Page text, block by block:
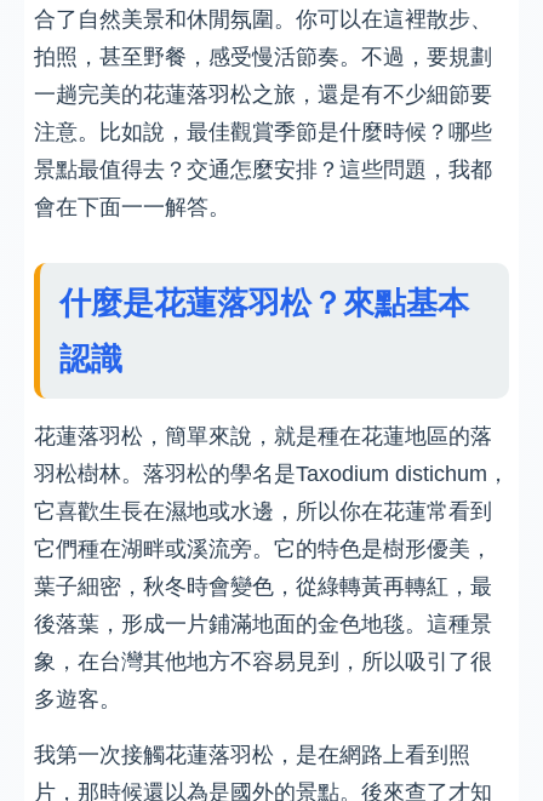
合了自然美景和休閒氛圍。你可以在這裡散步、
拍照，甚至野餐，感受慢活節奏。不過，要規劃
一趟完美的花蓮落羽松之旅，還是有不少細節要
注意。比如說，最佳觀賞季節是什麼時候？哪些
景點最值得去？交通怎麼安排？這些問題，我都
會在下面一一解答。
什麼是花蓮落羽松？來點基本
認識
花蓮落羽松，簡單來說，就是種在花蓮地區的落
羽松樹林。落羽松的學名是Taxodium distichum，
它喜歡生長在濕地或水邊，所以你在花蓮常看到
它們種在湖畔或溪流旁。它的特色是樹形優美，
葉子細密，秋冬時會變色，從綠轉黃再轉紅，最
後落葉，形成一片鋪滿地面的金色地毯。這種景
象，在台灣其他地方不容易見到，所以吸引了很
多遊客。
我第一次接觸花蓮落羽松，是在網路上看到照
片，那時候還以為是國外的景點。後來查了才知